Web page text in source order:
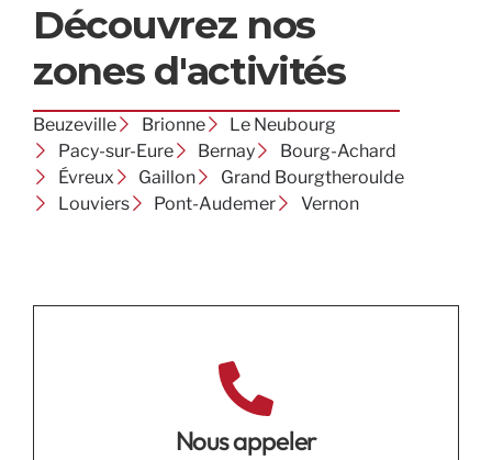
Découvrez nos
zones d'activités
Beuzeville Brionne
Le Neubourg
Pacy-sur-Eure
Bernay
Bourg-Achard
Évreux
Gaillon
Grand Bourgtheroulde
Louviers
Pont-Audemer Vernon
Nous appeler